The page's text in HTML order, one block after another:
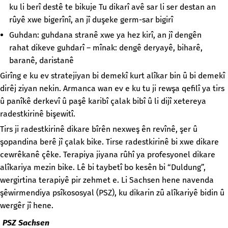
ku li berî destê te bikuje Tu dikarî avê sar li ser destan an
rûyê xwe bigerînî, an jî duşeke germ-sar bigirî
Guhdan: guhdana stranê xwe ya hez kirî, an jî dengên
rahat dikeve guhdarî – mînak: dengê deryayê, biharê,
baranê, daristanê
Girîng e ku ev stratejiyan bi demekî kurt alîkar bin û bi demekî
dirêj ziyan nekin. Armanca wan ev e ku tu ji rewşa qefilî ya tirs
û panîkê derkevî û paşê karibî çalak bibî û li dijî xetereya
radestkirinê bişewitî.
Tirs ji radestkirinê dikare bîrên nexweş ên revînê, şer û
şopandina berê jî çalak bike. Tirse radestkirinê bi xwe dikare
cewrêkanê çêke. Terapiya jiyana rûhî ya profesyonel dikare
alîkariya mezin bike. Lê bi taybetî bo kesên bi “Duldung”,
wergirtina terapiyê pir zehmet e. Li Sachsen hene navenda
şêwirmendiya psîkososyal (PSZ), ku dikarin zû alîkariyê bidin û
wergêr jî hene.
PSZ Sachsen